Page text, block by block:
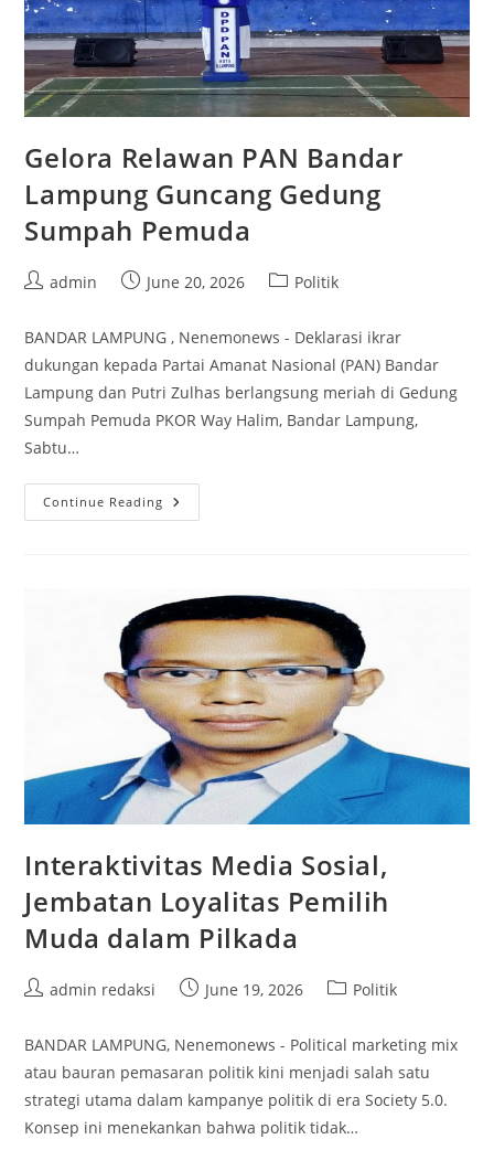
Gelora Relawan PAN Bandar
Lampung Guncang Gedung
Sumpah Pemuda
Postadmin
PostJune 20, 2026
PostPolitik
BANDAR LAMPUNG , Nenemonews - Deklarasi ikrar
dukungan kepada Partai Amanat Nasional (PAN) Bandar
Lampung dan Putri Zulhas berlangsung meriah di Gedung
Sumpah Pemuda PKOR Way Halim, Bandar Lampung,
Sabtu…
Continue Reading Gelora
Relawan
Gedung
Sumpah
Pemuda
Interaktivitas Media Sosial,
Jembatan Loyalitas Pemilih
Muda dalam Pilkada
Postadmin redaksi
PostJune 19, 2026
PostPolitik
BANDAR LAMPUNG, Nenemonews - Political marketing mix
atau bauran pemasaran politik kini menjadi salah satu
strategi utama dalam kampanye politik di era Society 5.0.
Konsep ini menekankan bahwa politik tidak…